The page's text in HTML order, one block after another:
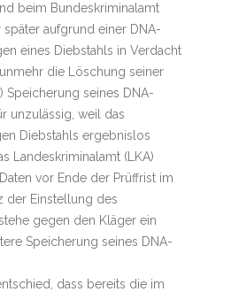
beim Bundeskriminalamt
aufgrund einer DNA-
eines Diebstahls in Verdacht
die Löschung seiner
Speicherung seines DNA-
unzulässig, weil das
Diebstahls ergebnislos
Landeskriminalamt (LKA)
vor Ende der Prüffrist im
der Einstellung des
gegen den Kläger ein
Speicherung seines DNA-
dass bereits die im